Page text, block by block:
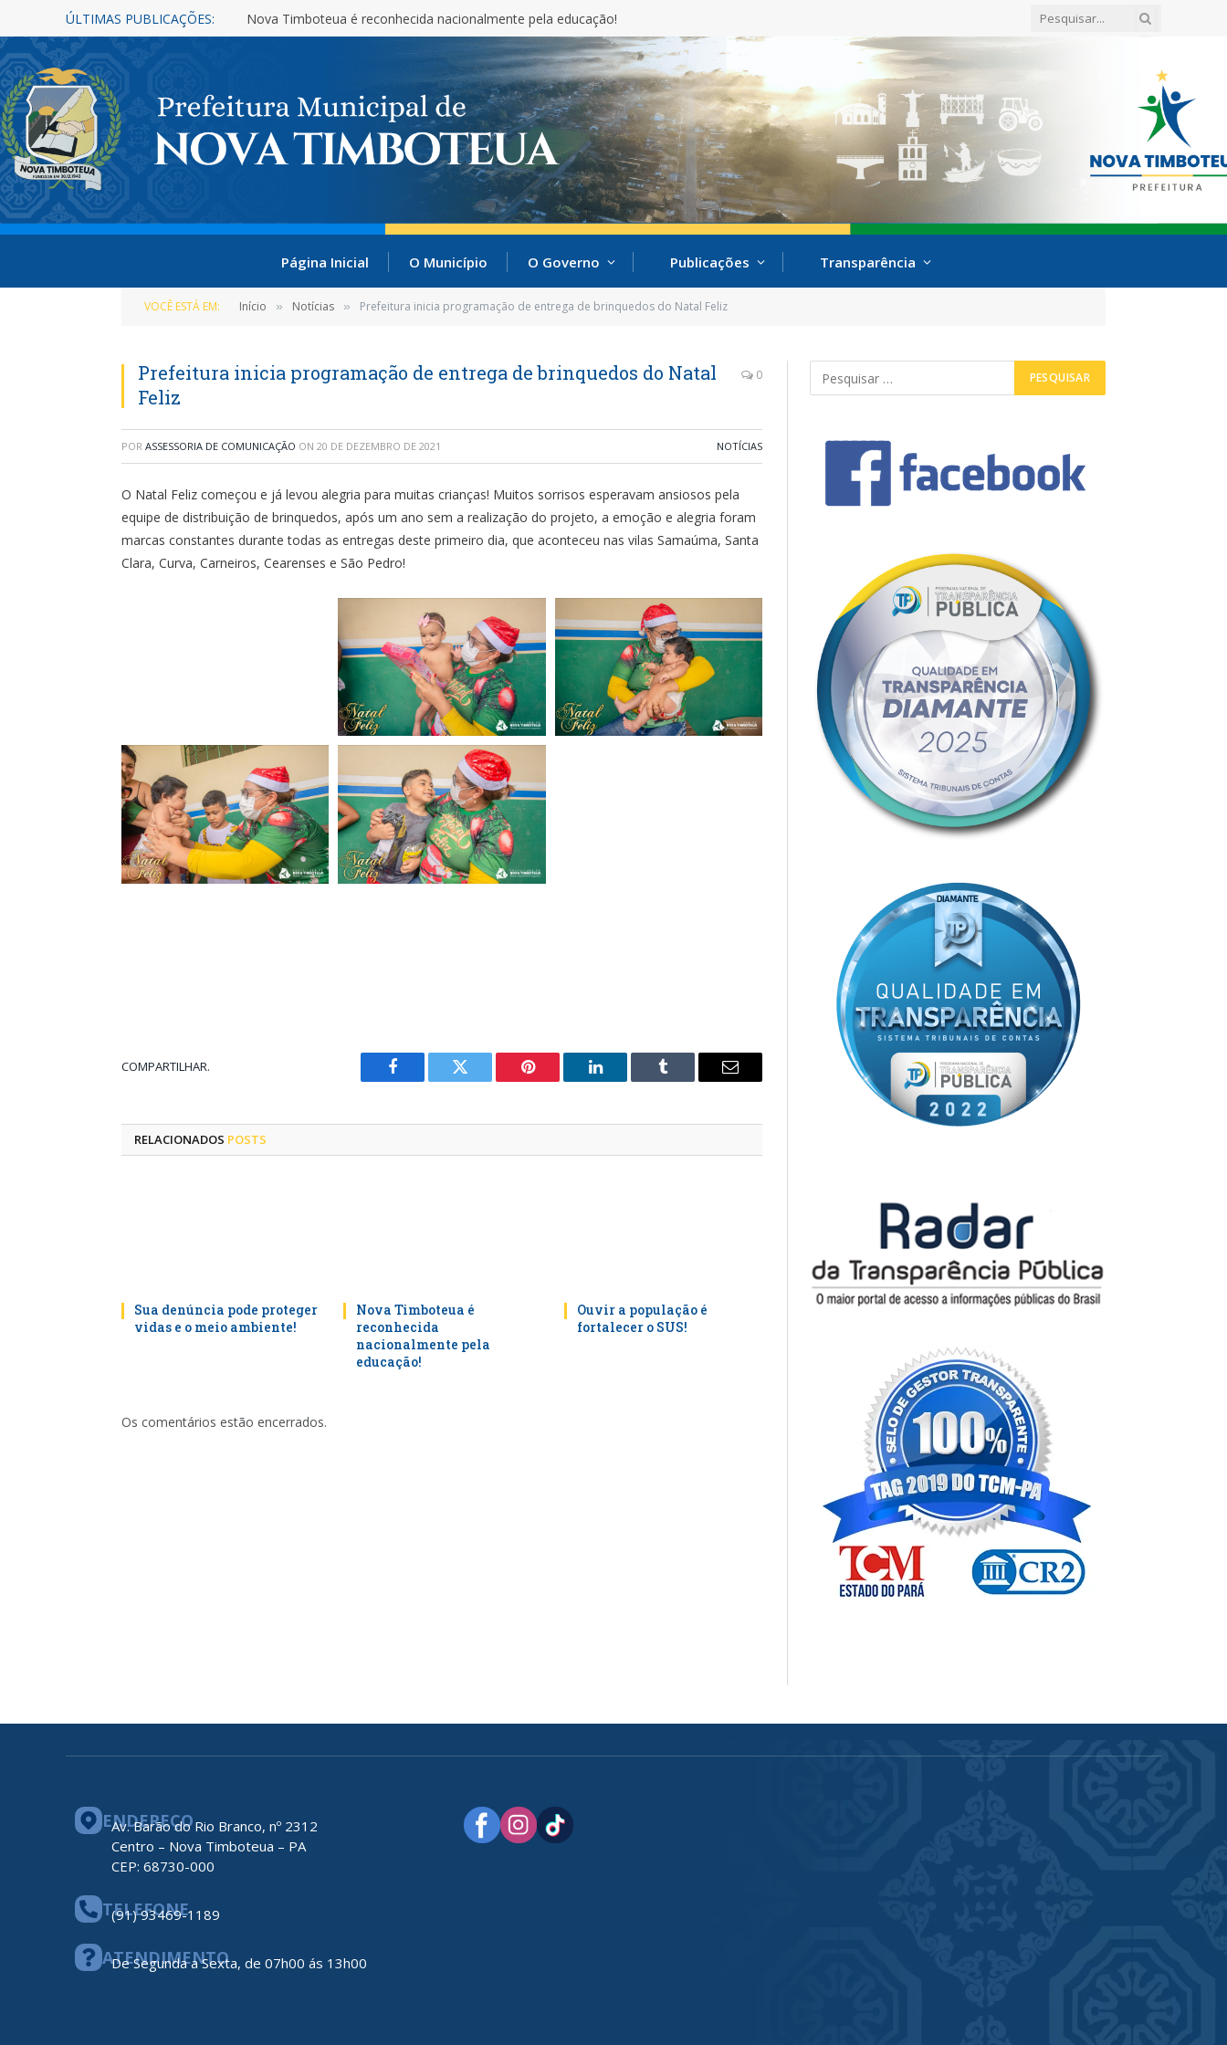
ÚLTIMAS PUBLICAÇÕES: Nova Timboteua é reconhecida nacionalmente pela educação!
Página Inicial O Município O Governo Publicações Transparência
VOCÊ ESTÁ EM: Início » Notícias » Prefeitura inicia programação de entrega de brinquedos do Natal Feliz
Prefeitura inicia programação de entrega de brinquedos do Natal
Feliz
0
POR ASSESSORIA DE COMUNICAÇÃO ON 20 DE DEZEMBRO DE 2021 NOTÍCIAS
O Natal Feliz começou e já levou alegria para muitas crianças! Muitos sorrisos esperavam ansiosos pela
equipe de distribuição de brinquedos, após um ano sem a realização do projeto, a emoção e alegria foram
marcas constantes durante todas as entregas deste primeiro dia, que aconteceu nas vilas Samaúma, Santa
Clara, Curva, Carneiros, Cearenses e São Pedro!
COMPARTILHAR.
Facebook Twitter Pinterest LinkedIn Tumblr
E-
RELACIONADOS POSTS
Sua denúncia pode proteger
vidas e o meio ambiente!
Nova Timboteua é
reconhecida
nacionalmente pela
educação!
Ouvir a população é
fortalecer o SUS!
Os comentários estão encerrados.
ENDEREÇO
Av. Barão do Rio Branco, nº 2312
Centro – Nova Timboteua – PA
CEP: 68730-000
TELEFONE
(91) 93469-1189
ATENDIMENTO
De Segunda a Sexta, de 07h00 ás 13h00